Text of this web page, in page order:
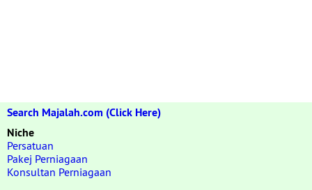
Search Majalah.com (Click Here)
Niche
Persatuan
Pakej Perniagaan
Konsultan Perniagaan